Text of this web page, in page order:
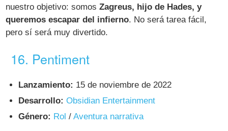
nuestro objetivo: somosZagreus, hijo de Hades, y
queremos escapar del infierno. No será tarea fácil,
pero sí será muy divertido.
16. Pentiment
Lanzamiento: 15 de noviembre de 2022
Desarrollo: Obsidian Entertainment
Género: Rol /Aventura narrativa